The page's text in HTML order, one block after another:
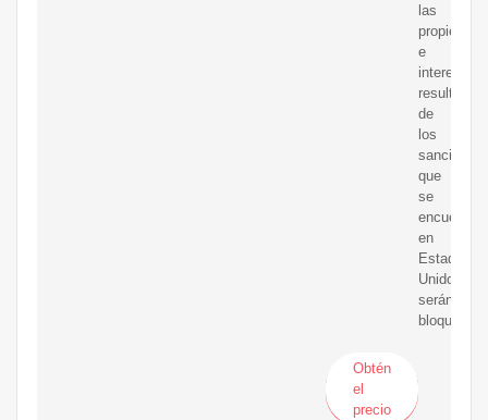
las
e
intereses
resultantes
de
los
que
se
encuentren
en
Estados
Unidos
serán
Obtén
el
precio